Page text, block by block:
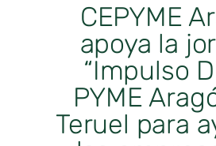
CEPYME
apoya la
“Impulso
PYME
Teruel para